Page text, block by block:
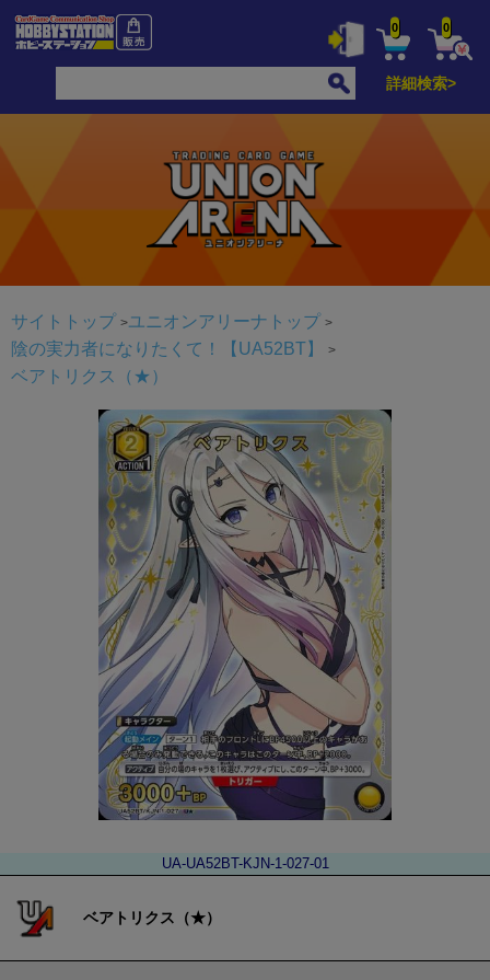
0 0
詳細検索>
サイトトップ
ユニオンアリーナトップ
陰の実力者になりたくて！【UA52BT】
ベアトリクス（★）
UA-UA52BT-KJN-1-027-01
ベアトリクス（★）